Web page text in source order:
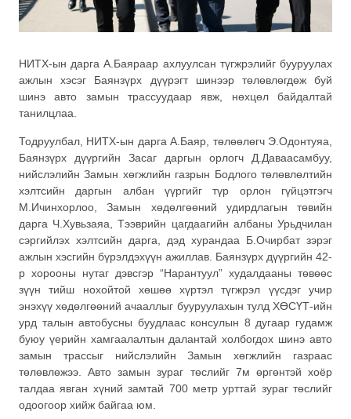
НИТХ-ын дарга А.Баяраар ахлуулсан түгжрэлийг бууруулах
ажлын хэсэг Баянзүрх дүүрэгт шинээр төлөвлөгдөж буй
шинэ авто замын трассуудаар явж, нөхцөл байдалтай
танилцлаа.
Тодруулбал, НИТХ-ын дарга А.Баяр, төлөөлөгч Э.Одонтуяа,
Баянзүрх дүүргийн Засаг даргын орлогч Д.Даваасамбуу,
нийслэлийн Замын хөгжлийн газрын Бодлого төлөвлөлтийн
хэлтсийн даргын албан үүргийг түр орлон гүйцэтгэгч
М.Ичинхорлоо, Замын хөдөлгөөний удирдлагын төвийн
дарга Ч.Хувьзаяа, Тээврийн цагдаагийн албаны Урьдчилан
сэргийлэх хэлтсийн дарга, дэд хурандаа Б.Очирбат зэрэг
ажлын хэсгийн бүрэлдэхүүн ажиллав. Баянзүрх дүүргийн 42-
р хорооны нутаг дэвсгэр “Нарантуул” худалдааны төвөөс
зүүн тийш нохойтой хөшөө хүртэл түгжрэл үүсдэг учир
энэхүү хөдөлгөөний ачааллыг бууруулахын тулд ХӨСҮТ-ийн
урд талын автобусны буудлаас консулын 8 дугаар гудамж
буюу үерийн хамгаалалтын далантай холбогдох шинэ авто
замын трассыг нийслэлийн Замын хөгжлийн газраас
төлөвлөжээ. Авто замын зураг төслийг 7м өргөнтэй хоёр
талдаа явган хүний замтай 700 метр урттай зураг төслийг
одоогоор хийж байгаа юм.